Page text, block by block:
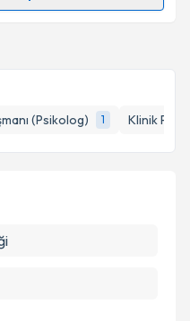
(Psikolog) 1 Klinik
e-posta ile
ilişkin
ediyorum.